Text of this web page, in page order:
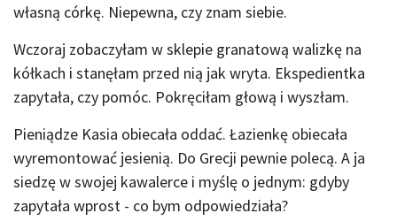
własną córkę. Niepewna, czy znam siebie.
Wczoraj zobaczyłam w sklepie granatową walizkę na
kółkach i stanęłam przed nią jak wryta. Ekspedientka
zapytała, czy pomóc. Pokręciłam głową i wyszłam.
Pieniądze Kasia obiecała oddać. Łazienkę obiecała
wyremontować jesienią. Do Grecji pewnie polecą. A ja
siedzę w swojej kawalerce i myślę o jednym: gdyby
zapytała wprost - co bym odpowiedziała?